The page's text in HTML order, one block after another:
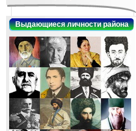
Выдающиеся личности района